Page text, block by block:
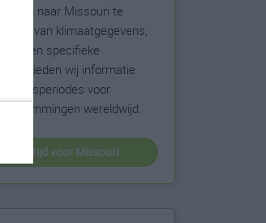
om naar Missouri te
basis van klimaatgegevens,
en specifieke
bieden wij informatie
reisperiodes voor
bestemmingen wereldwijd.
reistijd voor Missouri